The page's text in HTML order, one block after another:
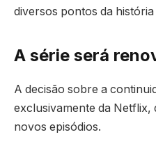
diversos pontos da
A série será
A decisão sobre a
exclusivamente da
novos episódios.